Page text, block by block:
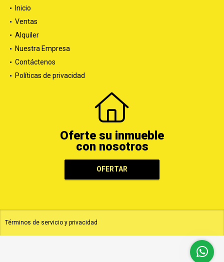
Inicio
Ventas
Alquiler
Nuestra Empresa
Contáctenos
Políticas de privacidad
Oferte su inmueble
con nosotros
OFERTAR
Términos de servicio y privacidad